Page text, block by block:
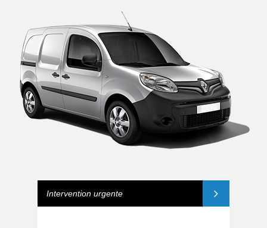
Intervention urgente